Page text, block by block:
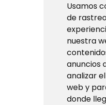
Usamos
de
nuestra
anuncios
analizar
web y
donde